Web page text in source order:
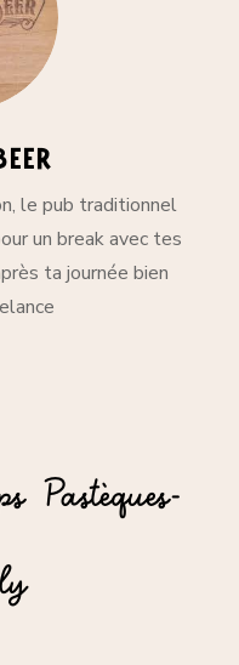
le pub traditionnel
un break avec tes
ta journée bien
Pastèques-